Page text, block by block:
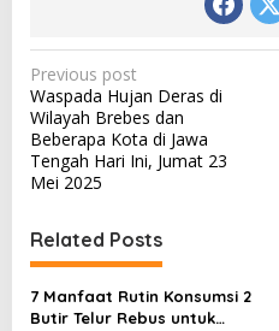
P
o
s
t
a
v
i
Previous post
Waspada Hujan Deras di
Wilayah Brebes dan
Beberapa Kota di Jawa
Tengah Hari Ini, Jumat 23
Mei 2025
Related Posts
7 Manfaat Rutin Konsumsi 2
Butir Telur Rebus untuk